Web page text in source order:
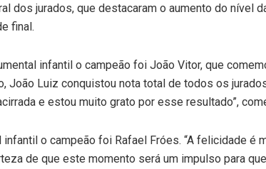
dos jurados, que destacaram o aumento do nível
final.
infantil o campeão foi João Vitor, que
João Luiz conquistou nota total de todos os
e estou muito grato por esse resultado”,
infantil o campeão foi Rafael Fróes. “A felicidade é
de que este momento será um impulso para